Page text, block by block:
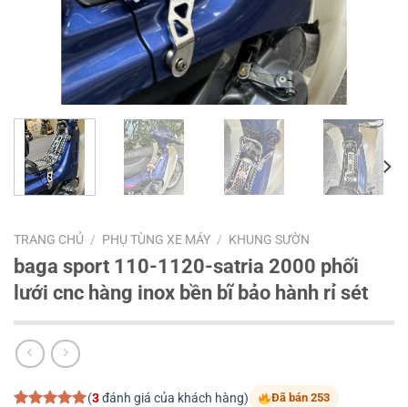
TRANG CHỦ / PHỤ TÙNG XE MÁY / KHUNG SƯỜN
baga sport 110-1120-satria 2000 phối
lưới cnc hàng inox bền bĩ bảo hành rỉ sét
(3đánh giá của khách hàng) Đã bán 253